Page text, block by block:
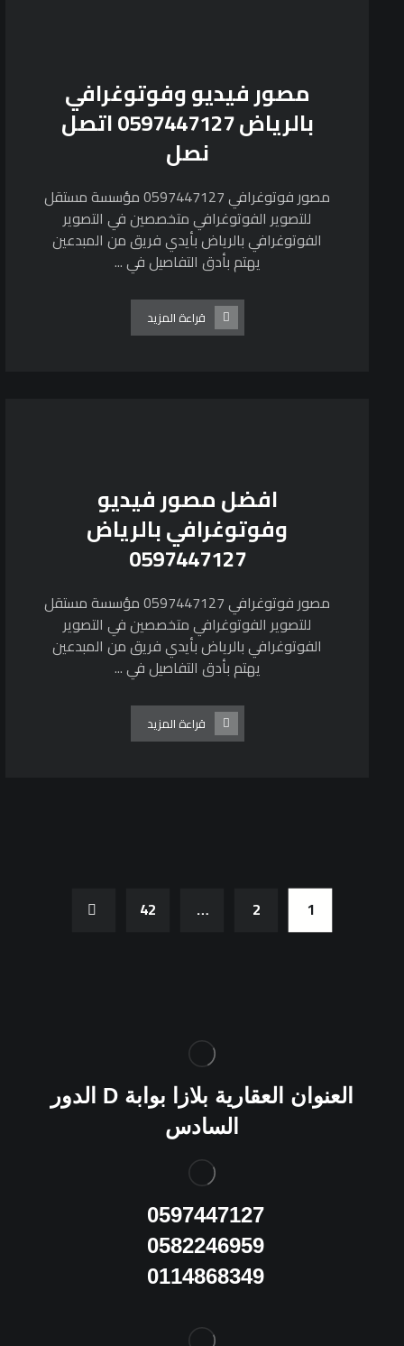
مصور فيديو وفوتوغرافي
بالرياض 0597447127 اتصل
نصل
مصور فوتوغرافي 0597447127 مؤسسة مستقل
للتصوير الفوتوغرافي متخصصين في التصوير
الفوتوغرافي بالرياض بأيدي فريق من المبدعين
يهتم بأدق التفاصيل في ...
قراءة المزيد
افضل مصور فيديو
وفوتوغرافي بالرياض
0597447127
مصور فوتوغرافي 0597447127 مؤسسة مستقل
للتصوير الفوتوغرافي متخصصين في التصوير
الفوتوغرافي بالرياض بأيدي فريق من المبدعين
يهتم بأدق التفاصيل في ...
قراءة المزيد
1
2
…
42
العنوان العقارية بلازا بوابة D الدور
السادس
0597447127
0582246959
0114868349